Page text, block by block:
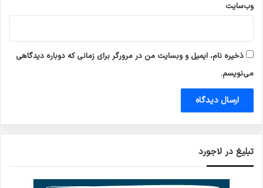
وب‌سایت
ذخیره نام، ایمیل و وبسایت من در مرورگر برای زمانی که دوباره دیدگاهی
می‌نویسم.
تبلیغ در لاجورد